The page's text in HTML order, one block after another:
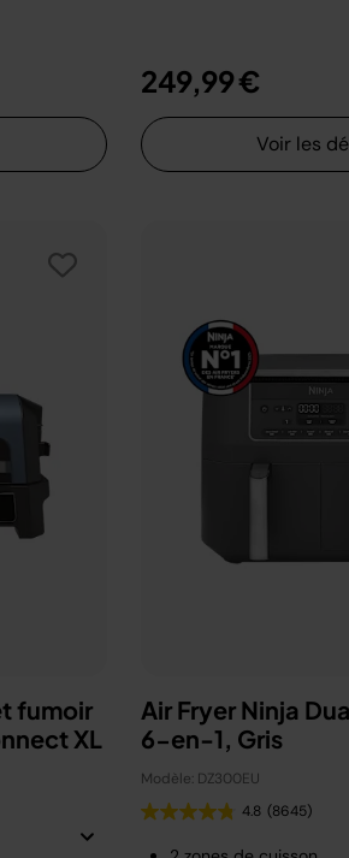
249,99 €
Voir les
fumoir
XL
Air Fryer Ninja
6-en-1, Gris
Modèle: DZ300EU
4.8 (8645)